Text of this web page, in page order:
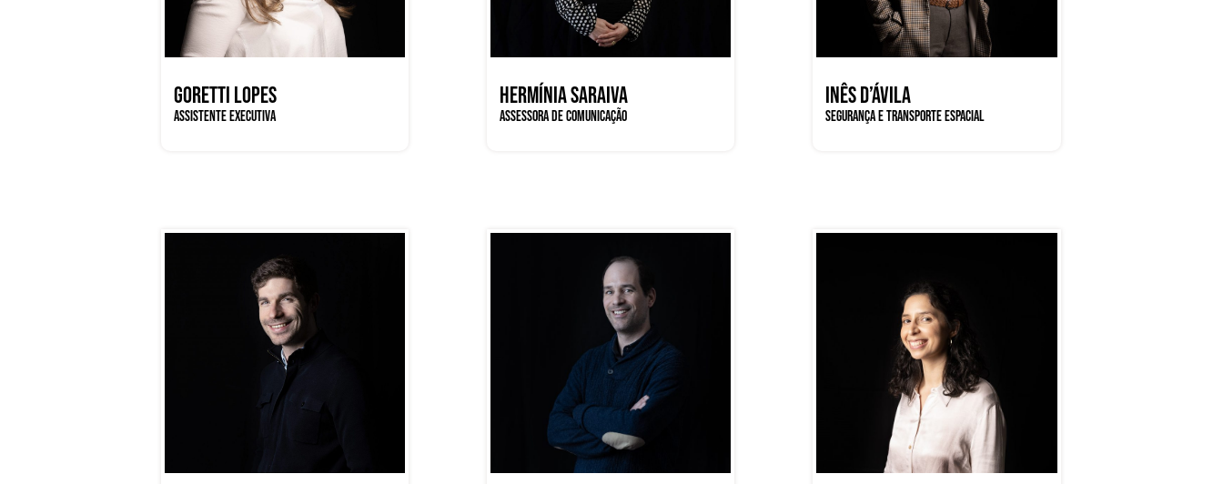
GORETTI LOPES
ASSISTENTE EXECUTIVA
HERMÍNIA SARAIVA
ASSESSORA DE COMUNICAÇÃO
INÊS D’ÁVILA
SEGURANÇA E TRANSPORTE ESPACIAL